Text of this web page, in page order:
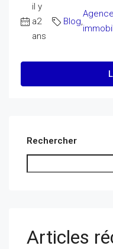
il y
a2
ans
Blog
Agence
Rechercher
Articles